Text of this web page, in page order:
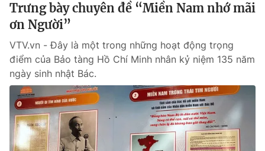
Góc doanh nghiệp
Truyền hình
Phim VTV
Hậu trường
Nhân vật
Khán giả
Giải sao mai
Giải trí
Điện ảnh
Âm nhạc
Sao
Đời sống
Du lịch
Làm đẹp
Giáo dục
Tuyển sinh
Công nghệ
Trưng bày chuyên đề “Miền Nam nhớ mãi
ơn Người”
VTV.vn - Đây là một trong những hoạt động trọng
điểm của Bảo tàng Hồ Chí Minh nhân kỷ niệm 135 năm
ngày sinh nhật Bác.